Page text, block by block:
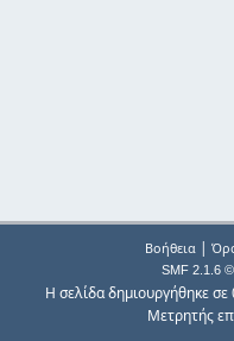
Βοήθεια|
SMF 2.1.6
Η σελίδα δημιουργήθηκε
Μετρητής